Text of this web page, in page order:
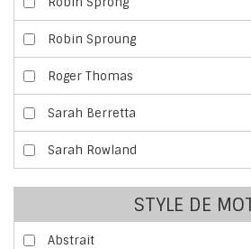
Robin Sproung
Roger Thomas
Sarah Berretta
Sarah Rowland
STYLE DE
Abstrait